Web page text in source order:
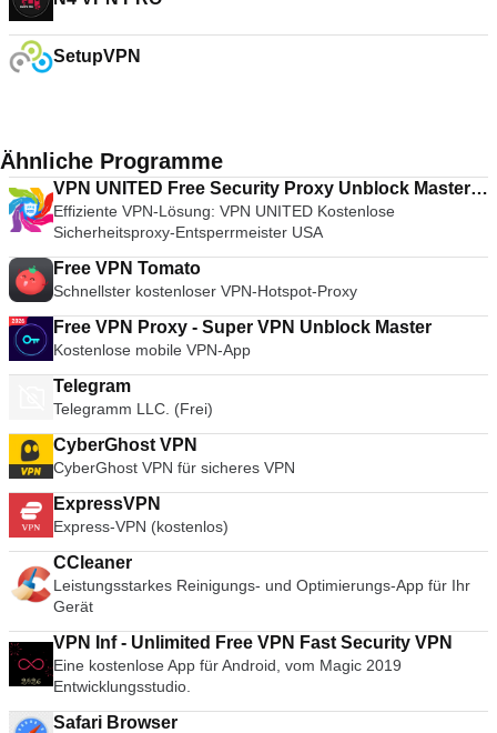
SetupVPN
Ähnliche Programme
VPN UNITED Free Security Proxy Unblock Master
USA
Effiziente VPN-Lösung: VPN UNITED Kostenlose
Sicherheitsproxy-Entsperrmeister USA
Free VPN Tomato
Schnellster kostenloser VPN-Hotspot-Proxy
Free VPN Proxy - Super VPN Unblock Master
Kostenlose mobile VPN-App
Telegram
Telegramm LLC. (Frei)
CyberGhost VPN
CyberGhost VPN für sicheres VPN
ExpressVPN
Express-VPN (kostenlos)
CCleaner
Leistungsstarkes Reinigungs- und Optimierungs-App für Ihr
Gerät
VPN Inf - Unlimited Free VPN Fast Security VPN
Eine kostenlose App für Android, vom Magic 2019
Entwicklungsstudio.
Safari Browser